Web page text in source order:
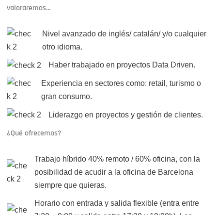
valoraremos…
Nivel avanzado de inglés/ catalán/ y/o cualquier
otro idioma.
Haber trabajado en proyectos Data Driven.
Experiencia en sectores como: retail, turismo o
gran consumo.
Liderazgo en proyectos y gestión de clientes.
¿Qué ofrecemos?
Trabajo híbrido 40% remoto / 60% oficina, con la
posibilidad de acudir a la oficina de Barcelona
siempre que quieras.
Horario con entrada y salida flexible (entra entre